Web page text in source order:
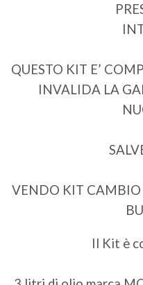
QUESTO KIT E’
INVALIDA LA
VENDO KIT
Il Kit è